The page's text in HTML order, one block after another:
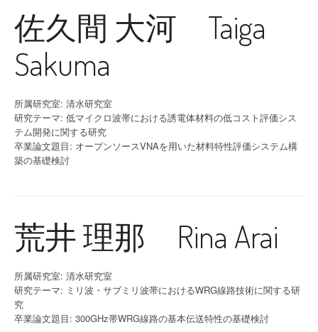
佐久間 大河 Taiga
Sakuma
所属研究室: 清水研究室
研究テーマ: 低マイクロ波帯における誘電体材料の低コスト評価シス
テム開発に関する研究
卒業論文題目: オープンソースVNAを用いた材料特性評価システム構
築の基礎検討
荒井 理那 Rina Arai
所属研究室: 清水研究室
研究テーマ: ミリ波・サブミリ波帯におけるWRG線路技術に関する研
究
卒業論文題目: 300GHz帯WRG線路の基本伝送特性の基礎検討